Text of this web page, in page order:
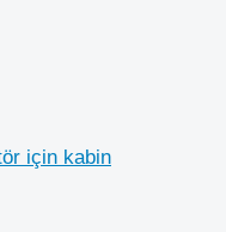
için kabin